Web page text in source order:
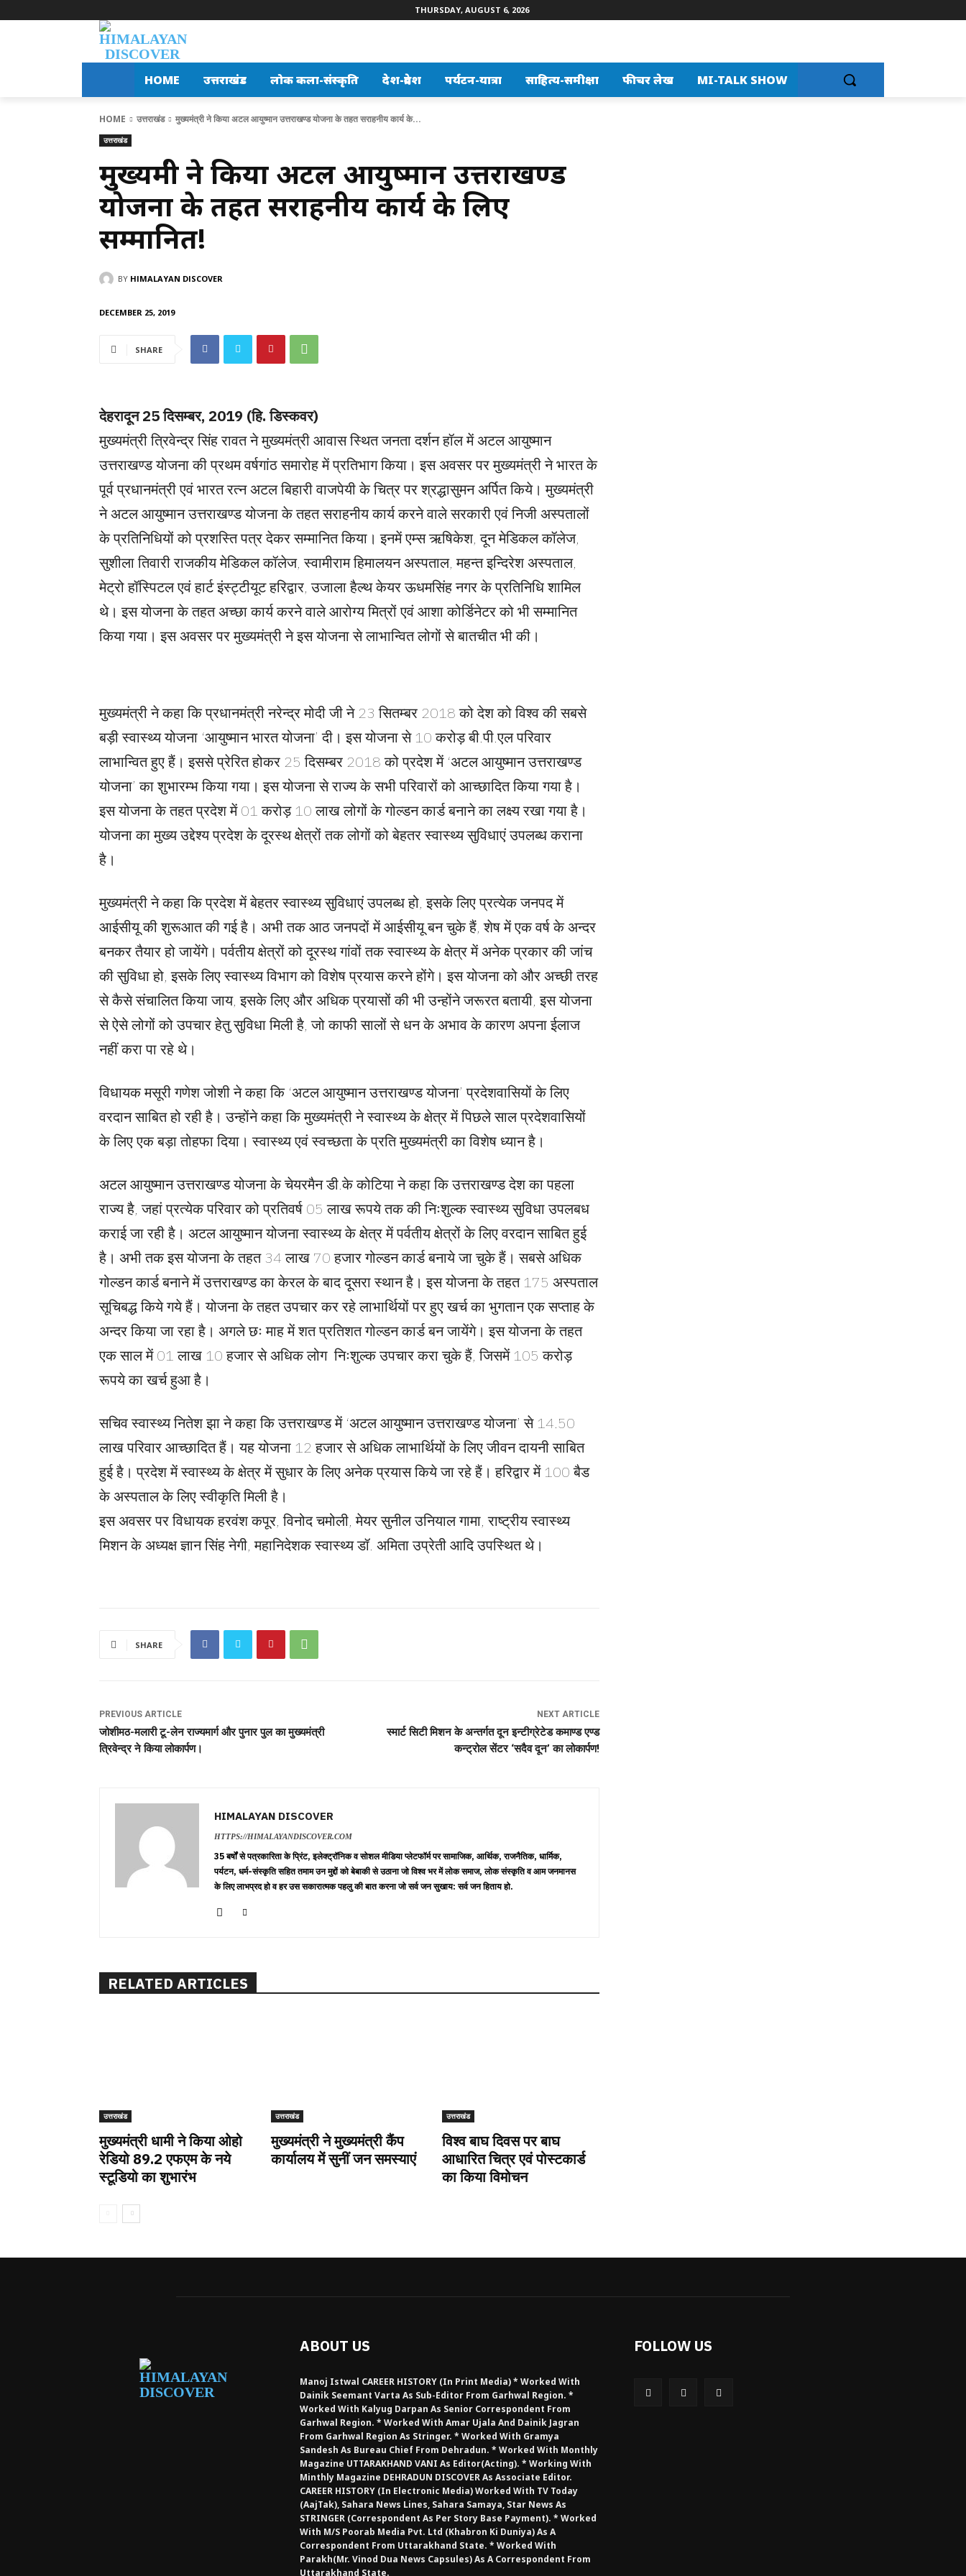
THURSDAY, AUGUST 6, 2026
HOME उत्तराखंड लोक कला-संस्कृति देश-प्रदेश पर्यटन-यात्रा साहित्य-समीक्षा फीचर लेख MI-TALK SHOW
HOME उत्तराखंड मुख्यमंत्री ने किया अटल आयुष्मान उत्तराखण्ड योजना के तहत सराहनीय कार्य के...
उत्तराखंड
मुख्यमंत्री ने किया अटल आयुष्मान उत्तराखण्ड
योजना के तहत सराहनीय कार्य के लिए
सम्मानित!
BY HIMALAYAN DISCOVER
DECEMBER 25, 2019
SHARE
देहरादून 25 दिसम्बर, 2019 (हि. डिस्कवर)
मुख्यमंत्री त्रिवेन्द्र सिंह रावत ने मुख्यमंत्री आवास स्थित जनता दर्शन हॉल में अटल आयुष्मान
उत्तराखण्ड योजना की प्रथम वर्षगांठ समारोह में प्रतिभाग किया। इस अवसर पर मुख्यमंत्री ने भारत के
पूर्व प्रधानमंत्री एवं भारत रत्न अटल बिहारी वाजपेयी के चित्र पर श्रद्धासुमन अर्पित किये। मुख्यमंत्री
ने अटल आयुष्मान उत्तराखण्ड योजना के तहत सराहनीय कार्य करने वाले सरकारी एवं निजी अस्पतालों
के प्रतिनिधियों को प्रशस्ति पत्र देकर सम्मानित किया। इनमें एम्स ऋषिकेश, दून मेडिकल कॉलेज,
सुशीला तिवारी राजकीय मेडिकल कॉलेज, स्वामीराम हिमालयन अस्पताल, महन्त इन्दिरेश अस्पताल,
मेट्रो हॉस्पिटल एवं हार्ट इंस्ट्टीयूट हरिद्वार, उजाला हैल्थ केयर ऊधमसिंह नगर के प्रतिनिधि शामिल
थे। इस योजना के तहत अच्छा कार्य करने वाले आरोग्य मित्रों एवं आशा कोर्डिनेटर को भी सम्मानित
किया गया। इस अवसर पर मुख्यमंत्री ने इस योजना से लाभान्वित लोगों से बातचीत भी की।
मुख्यमंत्री ने कहा कि प्रधानमंत्री नरेन्द्र मोदी जी ने 23 सितम्बर 2018 को देश को विश्व की सबसे
बड़ी स्वास्थ्य योजना ‘आयुष्मान भारत योजना’ दी। इस योजना से 10 करोड़ बी.पी.एल परिवार
लाभान्वित हुए हैं। इससे प्रेरित होकर 25 दिसम्बर 2018 को प्रदेश में ‘अटल आयुष्मान उत्तराखण्ड
योजना’ का शुभारम्भ किया गया। इस योजना से राज्य के सभी परिवारों को आच्छादित किया गया है।
इस योजना के तहत प्रदेश में 01 करोड़ 10 लाख लोगों के गोल्डन कार्ड बनाने का लक्ष्य रखा गया है।
योजना का मुख्य उद्देश्य प्रदेश के दूरस्थ क्षेत्रों तक लोगों को बेहतर स्वास्थ्य सुविधाएं उपलब्ध कराना
है।
मुख्यमंत्री ने कहा कि प्रदेश में बेहतर स्वास्थ्य सुविधाएं उपलब्ध हो, इसके लिए प्रत्येक जनपद में
आईसीयू की शुरूआत की गई है। अभी तक आठ जनपदों में आईसीयू बन चुके हैं, शेष में एक वर्ष के अन्दर
बनकर तैयार हो जायेंगे। पर्वतीय क्षेत्रों को दूरस्थ गांवों तक स्वास्थ्य के क्षेत्र में अनेक प्रकार की जांच
की सुविधा हो, इसके लिए स्वास्थ्य विभाग को विशेष प्रयास करने होंगे। इस योजना को और अच्छी तरह
से कैसे संचालित किया जाय, इसके लिए और अधिक प्रयासों की भी उन्होंने जरूरत बतायी, इस योजना
से ऐसे लोगों को उपचार हेतु सुविधा मिली है, जो काफी सालों से धन के अभाव के कारण अपना ईलाज
नहीं करा पा रहे थे।
विधायक मसूरी गणेश जोशी ने कहा कि ‘अटल आयुष्मान उत्तराखण्ड योजना’ प्रदेशवासियों के लिए
वरदान साबित हो रही है। उन्होंने कहा कि मुख्यमंत्री ने स्वास्थ्य के क्षेत्र में पिछले साल प्रदेशवासियों
के लिए एक बड़ा तोहफा दिया। स्वास्थ्य एवं स्वच्छता के प्रति मुख्यमंत्री का विशेष ध्यान है।
अटल आयुष्मान उत्तराखण्ड योजना के चेयरमैन डी.के कोटिया ने कहा कि उत्तराखण्ड देश का पहला
राज्य है, जहां प्रत्येक परिवार को प्रतिवर्ष 05 लाख रूपये तक की निःशुल्क स्वास्थ्य सुविधा उपलबध
कराई जा रही है। अटल आयुष्मान योजना स्वास्थ्य के क्षेत्र में पर्वतीय क्षेत्रों के लिए वरदान साबित हुई
है। अभी तक इस योजना के तहत 34 लाख 70 हजार गोल्डन कार्ड बनाये जा चुके हैं। सबसे अधिक
गोल्डन कार्ड बनाने में उत्तराखण्ड का केरल के बाद दूसरा स्थान है। इस योजना के तहत 175 अस्पताल
सूचिबद्ध किये गये हैं। योजना के तहत उपचार कर रहे लाभार्थियों पर हुए खर्च का भुगतान एक सप्ताह के
अन्दर किया जा रहा है। अगले छः माह में शत प्रतिशत गोल्डन कार्ड बन जायेंगे। इस योजना के तहत
एक साल में 01 लाख 10 हजार से अधिक लोग निःशुल्क उपचार करा चुके हैं, जिसमें 105 करोड़
रूपये का खर्च हुआ है।
सचिव स्वास्थ्य नितेश झा ने कहा कि उत्तराखण्ड में ‘अटल आयुष्मान उत्तराखण्ड योजना’ से 14.50
लाख परिवार आच्छादित हैं। यह योजना 12 हजार से अधिक लाभार्थियों के लिए जीवन दायनी साबित
हुई है। प्रदेश में स्वास्थ्य के क्षेत्र में सुधार के लिए अनेक प्रयास किये जा रहे हैं। हरिद्वार में 100 बैड
के अस्पताल के लिए स्वीकृति मिली है।
इस अवसर पर विधायक हरवंश कपूर, विनोद चमोली, मेयर सुनील उनियाल गामा, राष्ट्रीय स्वास्थ्य
मिशन के अध्यक्ष ज्ञान सिंह नेगी, महानिदेशक स्वास्थ्य डॉ. अमिता उप्रेती आदि उपस्थित थे।
SHARE
PREVIOUS ARTICLE
जोशीमठ-मलारी टू-लेन राज्यमार्ग और पुनार पुल का मुख्यमंत्री
त्रिवेन्द्र ने किया लोकार्पण।
NEXT ARTICLE
स्मार्ट सिटी मिशन के अन्तर्गत दून इन्टीग्रेटेड कमाण्ड एण्ड
कन्ट्रोल सेंटर ‘सदैव दून’ का लोकार्पण!
HIMALAYAN DISCOVER
HTTPS://HIMALAYANDISCOVER.COM
35 बर्षों से पत्रकारिता के प्रिंट, इलेक्ट्रॉनिक व सोशल मीडिया प्लेटफॉर्म पर सामाजिक, आर्थिक, राजनैतिक, धार्मिक,
पर्यटन, धर्म-संस्कृति सहित तमाम उन मुद्दों को बेबाकी से उठाना जो विश्व भर में लोक समाज, लोक संस्कृति व आम जनमानस
के लिए लाभप्रद हो व हर उस सकारात्मक पहलु की बात करना जो सर्व जन सुखाय: सर्व जन हिताय हो.
RELATED ARTICLES
उत्तराखंड
मुख्यमंत्री धामी ने किया ओहो
रेडियो 89.2 एफएम के नये
स्टूडियो का शुभारंभ
उत्तराखंड
मुख्यमंत्री ने मुख्यमंत्री कैंप
कार्यालय में सुनीं जन समस्याएं
उत्तराखंड
विश्व बाघ दिवस पर बाघ
आधारित चित्र एवं पोस्टकार्ड
का किया विमोचन
ABOUT US
Manoj Istwal CAREER HISTORY (in Print Media) * Worked With
Dainik Seemant Varta As Sub-Editor From Garhwal Region. *
Worked With Kalyug Darpan As Senior Correspondent From
Garhwal Region. * Worked With Amar Ujala And Dainik Jagran
From Garhwal Region As Stringer. * Worked With Gramya
Sandesh As Bureau Chief From Dehradun. * Worked With Monthly
Magazine UTTARAKHAND VANI As Editor(Acting). * Working With
Minthly Magazine DEHRADUN DISCOVER As Associate Editor.
CAREER HISTORY (in Electronic Media) Worked With TV Today
(AajTak), Sahara News Lines, Sahara Samaya, Star News As
STRINGER (Correspondent As Per Story Base Payment). * Worked
With M/S Poorab Media Pvt. Ltd (Khabron Ki Duniya) As A
Correspondent From Uttarakhand State. * Worked With
Parakh(Mr. Vinod Dua News Capsules) As A Correspondent From
Uttarakhand State.
FOLLOW US